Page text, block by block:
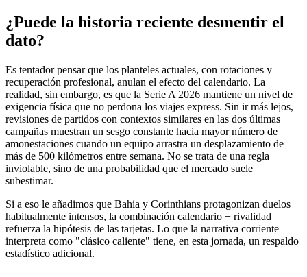
¿Puede la historia reciente desmentir el
dato?
Es tentador pensar que los planteles actuales, con rotaciones y
recuperación profesional, anulan el efecto del calendario. La
realidad, sin embargo, es que la Serie A 2026 mantiene un nivel de
exigencia física que no perdona los viajes express. Sin ir más lejos,
revisiones de partidos con contextos similares en las dos últimas
campañas muestran un sesgo constante hacia mayor número de
amonestaciones cuando un equipo arrastra un desplazamiento de
más de 500 kilómetros entre semana. No se trata de una regla
inviolable, sino de una probabilidad que el mercado suele
subestimar.
Si a eso le añadimos que Bahia y Corinthians protagonizan duelos
habitualmente intensos, la combinación calendario + rivalidad
refuerza la hipótesis de las tarjetas. Lo que la narrativa corriente
interpreta como "clásico caliente" tiene, en esta jornada, un respaldo
estadístico adicional.